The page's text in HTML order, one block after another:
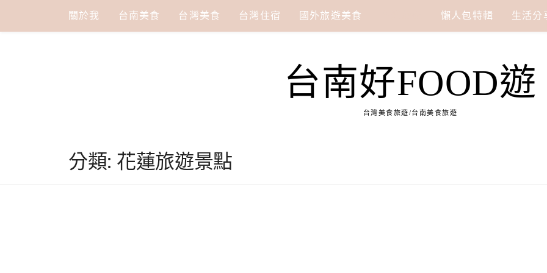
關於我 台南美食 台灣美食 台灣住宿 國外旅遊美食 懶人包特輯 生活分
台南好FOOD遊
台灣美食旅遊/台南美食旅遊
分類: 花蓮旅遊景點